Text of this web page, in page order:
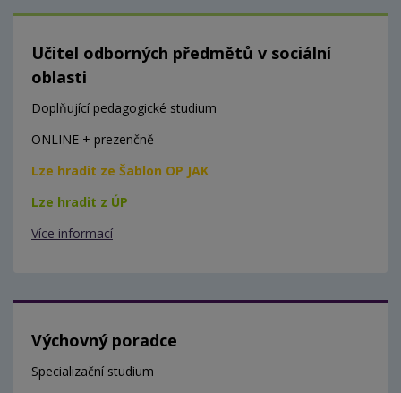
Učitel odborných předmětů v sociální
oblasti
Doplňující pedagogické studium
ONLINE + prezenčně
Lze hradit ze Šablon OP JAK
Lze hradit z ÚP
Více informací
Výchovný poradce
Specializační studium